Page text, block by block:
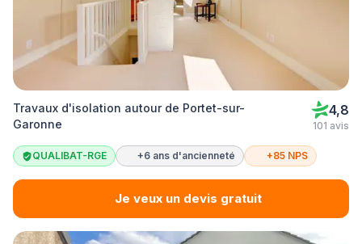
Travaux d'isolation autour de Portet-sur-
Garonne
4,8
101 avis
QUALIBAT-RGE +6 ans d'ancienneté +85 NPS
Je veux un devis gratuit